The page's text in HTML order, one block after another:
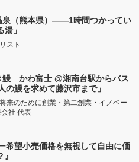
（熊本県）――1時間つかってい
」
スト
かわ富士 @湘南台駅からバス
鰻を求めて藤沢市まで」
来のために創業・第二創業・イノベー
社 代表
望小売価格を無視して自由に価